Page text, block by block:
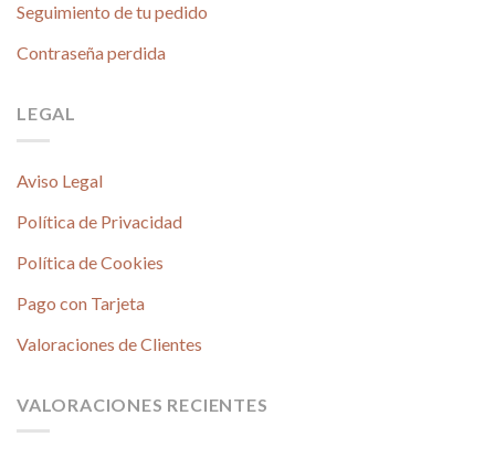
Seguimiento de tu pedido
Contraseña perdida
LEGAL
Aviso Legal
Política de Privacidad
Política de Cookies
Pago con Tarjeta
Valoraciones de Clientes
VALORACIONES RECIENTES